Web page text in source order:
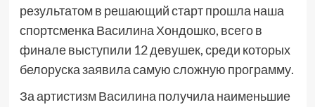
результатом в решающий старт прошла наша
спортсменка Василина Хондошко, всего в
финале выступили 12 девушек, среди которых
белоруска заявила самую сложную программу.
За артистизм Василина получила наименьшие